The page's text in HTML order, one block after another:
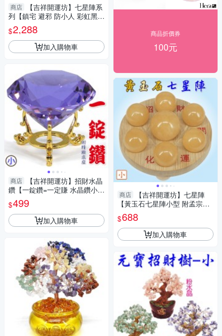
商店
【吉祥開運坊】七星陣系
列【鎮宅 避邪 防小人 彩虹黑曜
石七星陣 含黑曜石底盤10cm】
淨化 擇日
$2,288
加入購物車
商店
【吉祥開運坊】招財水晶
鑽【一錠鑽=一定賺 水晶鑽小型
約6cm含底座 多色可供選擇】
淨化 擇日
$499
加入購物車
商品折價券
100元
商店
【吉祥開運坊】七星陣
【黃玉石七星陣小型 附孟宗竹
底盤 開運 招財 招偏財】淨化
$688
加入購物車